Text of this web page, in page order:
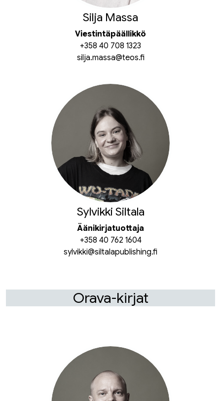
Silja Massa
Viestintäpäällikkö
+358 40 708 1323
silja.massa@teos.fi
Sylvikki Siltala
Äänikirjatuottaja
+358 40 762 1604
sylvikki@siltalapublishing.fi
Orava-kirjat